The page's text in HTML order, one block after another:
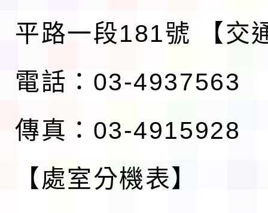
平路一段181號
【交
電話：03-4937563
傳真：03-4915928
【處室分機表】